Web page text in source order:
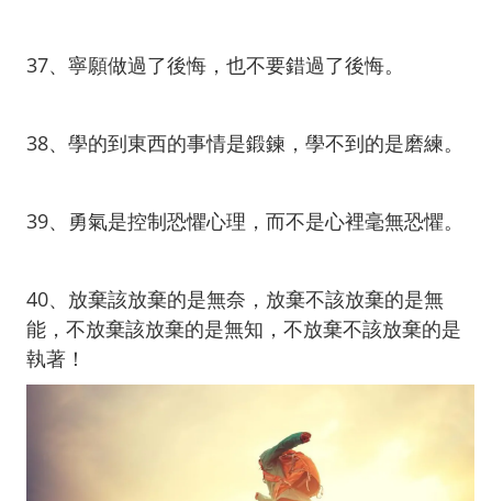
37、寧願做過了後悔，也不要錯過了後悔。
38、學的到東西的事情是鍛鍊，學不到的是磨練。
39、勇氣是控制恐懼心理，而不是心裡毫無恐懼。
40、放棄該放棄的是無奈，放棄不該放棄的是無
能，不放棄該放棄的是無知，不放棄不該放棄的是
執著！